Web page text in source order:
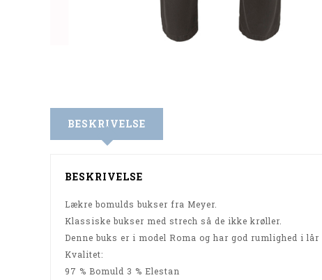
BESKRIVELSE
BESKRIVELSE
Lækre bomulds bukser fra Meyer.
Klassiske bukser med strech så de ikke krøller.
Denne buks er i model Roma og har god rumlighed i lår
Kvalitet:
97 % Bomuld 3 % Elestan